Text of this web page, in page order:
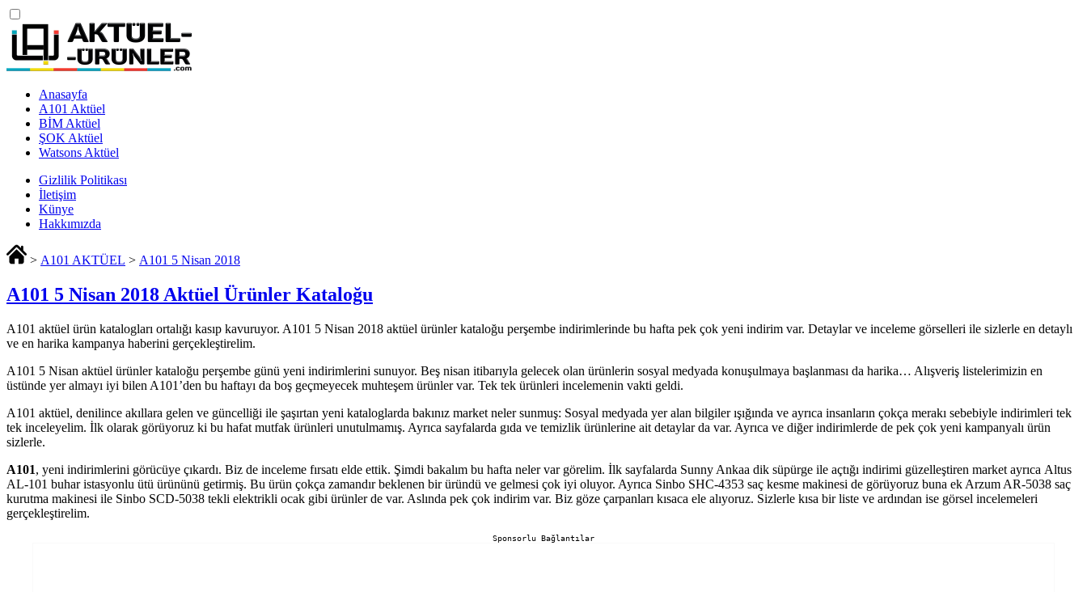
Anasayfa
A101 Aktüel
BİM Aktüel
ŞOK Aktüel
Watsons Aktüel
Gizlilik Politikası
İletişim
Künye
Hakkımızda
> A101 AKTÜEL > A101 5 Nisan 2018
A101 5 Nisan 2018 Aktüel Ürünler Kataloğu
A101 aktüel ürün katalogları ortalığı kasıp kavuruyor. A101 5 Nisan 2018 aktüel ürünler kataloğu perşembe indirimlerinde bu hafta pek çok yeni indirim var. Detaylar ve inceleme görselleri ile sizlerle en detaylı
ve en harika kampanya haberini gerçekleştirelim.
A101 5 Nisan aktüel ürünler kataloğu perşembe günü yeni indirimlerini sunuyor. Beş nisan itibarıyla gelecek olan ürünlerin sosyal medyada konuşulmaya başlanması da harika… Alışveriş listelerimizin en
üstünde yer almayı iyi bilen A101’den bu haftayı da boş geçmeyecek muhteşem ürünler var. Tek tek ürünleri incelemenin vakti geldi.
A101 aktüel, denilince akıllara gelen ve güncelliği ile şaşırtan yeni kataloglarda bakınız market neler sunmuş: Sosyal medyada yer alan bilgiler ışığında ve ayrıca insanların çokça merakı sebebiyle indirimleri tek
tek inceleyelim. İlk olarak görüyoruz ki bu hafat mutfak ürünleri unutulmamış. Ayrıca sayfalarda gıda ve temizlik ürünlerine ait detaylar da var. Ayrıca ve diğer indirimlerde de pek çok yeni kampanyalı ürün
sizlerle.
A101, yeni indirimlerini görücüye çıkardı. Biz de inceleme fırsatı elde ettik. Şimdi bakalım bu hafta neler var görelim. İlk sayfalarda Sunny Ankaa dik süpürge ile açtığı indirimi güzelleştiren market ayrıca Altus
AL-101 buhar istasyonlu ütü ürününü getirmiş. Bu ürün çokça zamandır beklenen bir üründü ve gelmesi çok iyi oluyor. Ayrıca Sinbo SHC-4353 saç kesme makinesi de görüyoruz buna ek Arzum AR-5038 saç
kurutma makinesi ile Sinbo SCD-5038 tekli elektrikli ocak gibi ürünler de var. Aslında pek çok indirim var. Biz göze çarpanları kısaca ele alıyoruz. Sizlerle kısa bir liste ve ardından ise görsel incelemeleri
gerçekleştirelim.
Sponsorlu Bağlantılar